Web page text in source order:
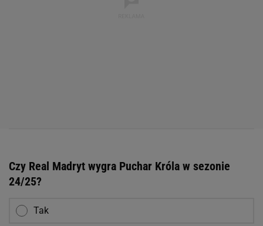
Czy Real Madryt wygra Puchar Króla w sezonie
24/25?
Tak